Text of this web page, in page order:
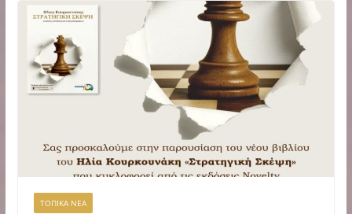
ΤΟΠΙΚΑ ΝΕΑ